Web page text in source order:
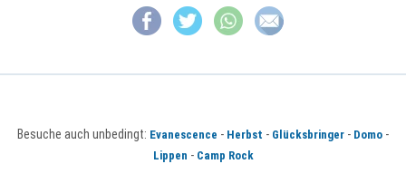
Besuche auch unbedingt: Evanescence - Herbst - Glücksbringer - Domo -
Lippen - Camp Rock